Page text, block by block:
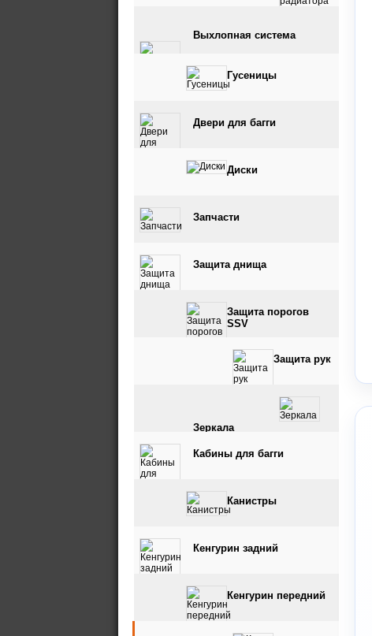
Вынос радиатора и
Выхлопная система
Гусеницы
Двери для багги
Диски
Запчасти
Защита днища
Защита порогов
SSV
Защита рук
Зеркала
Кабины для багги
Канистры
Кенгурин задний
Кенгурин передний